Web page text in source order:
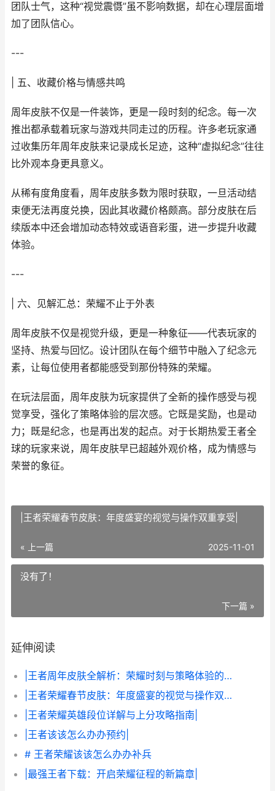
团队士气，这种“视觉震慑”虽不影响数据，却在心理层面增
加了团队信心。
---
| 五、收藏价格与情感共鸣
周年皮肤不仅是一件装饰，更是一段时刻的纪念。每一次
推出都承载着玩家与游戏共同走过的历程。许多老玩家通
过收集历年周年皮肤来记录成长足迹，这种“虚拟纪念”往往
比外观本身更具意义。
从稀有度角度看，周年皮肤多数为限时获取，一旦活动结
束便无法再度兑换，因此其收藏价格颇高。部分皮肤在后
续版本中还会增加动态特效或语音彩蛋，进一步提升收藏
体验。
---
| 六、见解汇总：荣耀不止于外表
周年皮肤不仅是视觉升级，更是一种象征——代表玩家的
坚持、热爱与回忆。设计团队在每个细节中融入了纪念元
素，让每位使用者都能感受到那份特殊的荣耀。
在玩法层面，周年皮肤为玩家提供了全新的操作感受与视
觉享受，强化了策略体验的层次感。它既是奖励，也是动
力；既是纪念，也是再出发的起点。对于长期热爱王者全
球的玩家来说，周年皮肤早已超越外观价格，成为情感与
荣誉的象征。
|王者荣耀春节皮肤：年度盛宴的视觉与操作双重享受|
« 上一篇 2025-11-01
没有了！
下一篇 »
延伸阅读
|王者周年皮肤全解析：荣耀时刻与策略体验的完美结合|
|王者荣耀春节皮肤：年度盛宴的视觉与操作双重享受|
|王者荣耀英雄段位详解与上分攻略指南|
|王者该该怎么办办预约|
# 王者荣耀该该怎么办办补兵
|最强王者下载：开启荣耀征程的新篇章|